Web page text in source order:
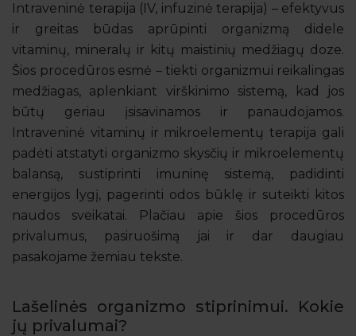
Intraveninė terapija (IV, infuzinė terapija) – efektyvus
ir greitas būdas aprūpinti organizmą didele
vitaminų, mineralų ir kitų maistinių medžiagų doze.
Šios procedūros esmė – tiekti organizmui reikalingas
medžiagas, aplenkiant virškinimo sistemą, kad jos
būtų geriau įsisavinamos ir panaudojamos.
Intraveninė vitaminų ir mikroelementų terapija gali
padėti atstatyti organizmo skysčių ir mikroelementų
balansą, sustiprinti imuninę sistemą, padidinti
energijos lygį, pagerinti odos būklę ir suteikti kitos
naudos sveikatai. Plačiau apie šios procedūros
privalumus, pasiruošimą jai ir dar daugiau
pasakojame žemiau tekste.
Lašelinės organizmo stiprinimui. Kokie
jų privalumai?